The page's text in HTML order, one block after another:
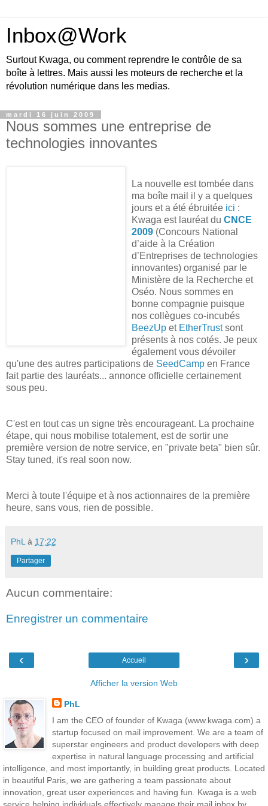
Inbox@Work
Surtout Kwaga, ou comment reprendre le contrôle de sa
boîte à lettres. Mais aussi les moteurs de recherche et la
révolution numérique dans les medias.
mardi 16 juin 2009
Nous sommes une entreprise de
technologies innovantes
La nouvelle est tombée dans
ma boîte mail il y a quelques
jours et a été ébruitée ici :
Kwaga est lauréat du CNCE
2009 (Concours National
d’aide à la Création
d’Entreprises de technologies
innovantes) organisé par le
Ministère de la Recherche et
Oséo. Nous sommes en
bonne compagnie puisque
nos collègues co-incubés
BeezUp et EtherTrustsont
présents à nos cotés. Je peux
également vous dévoiler
qu'une des autres participations de SeedCamp en France
fait partie des lauréats... annonce officielle certainement
sous peu.
C'est en tout cas un signe très encourageant. La prochaine
étape, qui nous mobilise totalement, est de sortir une
première version de notre service, en "private beta" bien sûr.
Stay tuned, it's real soon now.
Merci à toute l'équipe et à nos actionnaires de la première
heure, sans vous, rien de possible.
PhL à 17:22
Partager
Aucun commentaire:
Enregistrer un commentaire
‹ ›
Accueil
Afficher la version Web
PhL
I am the CEO of founder of Kwaga (www.kwaga.com) a
startup focused on mail improvement. We are a team of
superstar engineers and product developers with deep
expertise in natural language processing and artificial
intelligence, and most importantly, in building great products. Located
in beautiful Paris, we are gathering a team passionate about
innovation, great user experiences and having fun. Kwaga is a web